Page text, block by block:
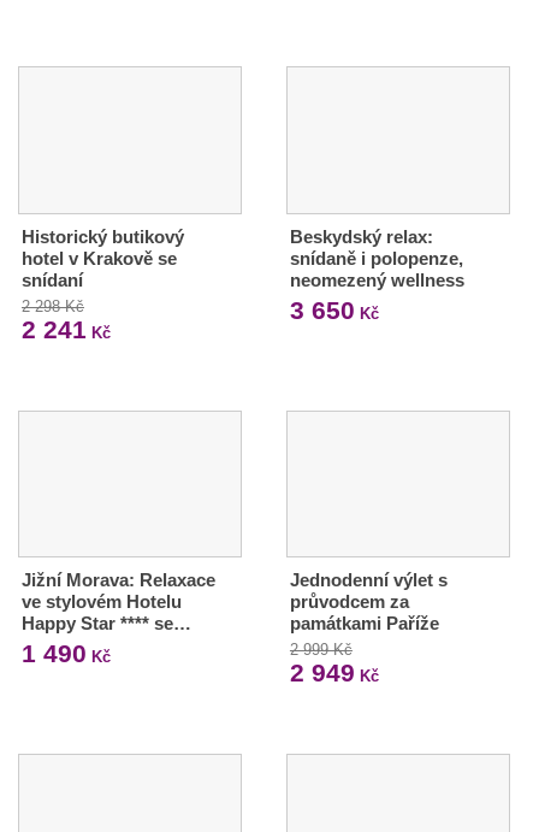
Historický butikový
hotel v Krakově se
snídaní
2 298 Kč
2 241 Kč
Beskydský relax:
snídaně i polopenze,
neomezený wellness
3 650 Kč
Jižní Morava: Relaxace
ve stylovém Hotelu
Happy Star **** se…
1 490 Kč
Jednodenní výlet s
průvodcem za
památkami Paříže
2 999 Kč
2 949 Kč